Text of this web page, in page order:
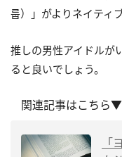
룹）」がよりネイティ
推しの男性アイドルが
ると良いでしょう。
関連記事はこちら▼